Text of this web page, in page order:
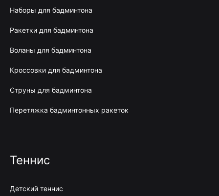
Наборы для бадминтона
Ракетки для бадминтона
Воланы для бадминтона
Кроссовки для бадминтона
Струны для бадминтона
Перетяжка бадминтонных ракеток
Теннис
Детский теннис